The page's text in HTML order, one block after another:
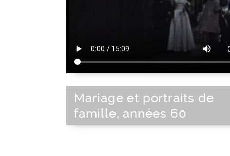
Mariage et portraits de
famille, années 60